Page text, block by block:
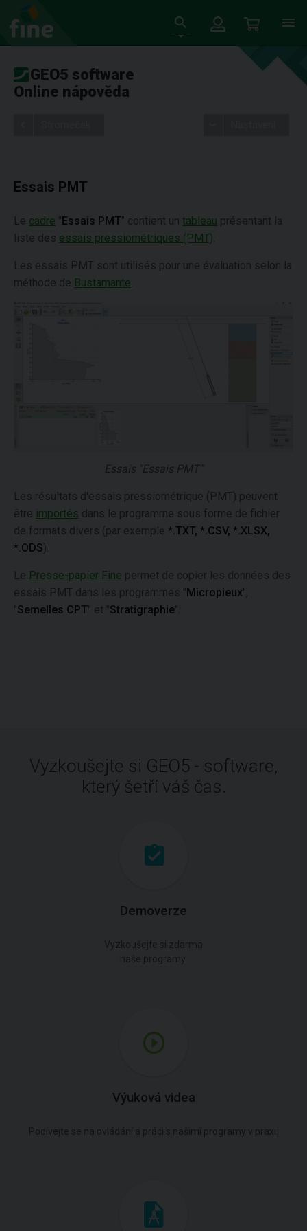
GEO5 software
Online nápověda
Essais PMT
Le cadre "Essais PMT" contient un tableau présentant la
liste des essais pressiométriques (PMT)
Les essais PMT sont utilisés pour une évaluation selon la
méthode de Bustamante
Essais "Essais PMT"
Les résultats d'essais pressiométrique (PMT) peuvent
être importés dans le programme sous forme de fichier
de formats divers (par exemple *.TXT, *.CSV, *.XLSX,
*.ODS).
Le Presse-papier Fine permet de copier les données des
essais PMT dans les programmes " Micropieux",
"Semelles CPT" et "Stratigraphie".
Vyzkoušejte si GEO5 - software,
který šetří váš čas.
Demoverze
Výuková videa